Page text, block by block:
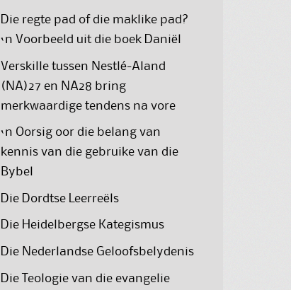
Die regte pad of die maklike pad?
‘n Voorbeeld uit die boek Daniël
Verskille tussen Nestlé-Aland
(NA)27 en NA28 bring
merkwaardige tendens na vore
‘n Oorsig oor die belang van
kennis van die gebruike van die
Bybel
Die Dordtse Leerreëls
Die Heidelbergse Kategismus
Die Nederlandse Geloofsbelydenis
Die Teologie van die evangelie